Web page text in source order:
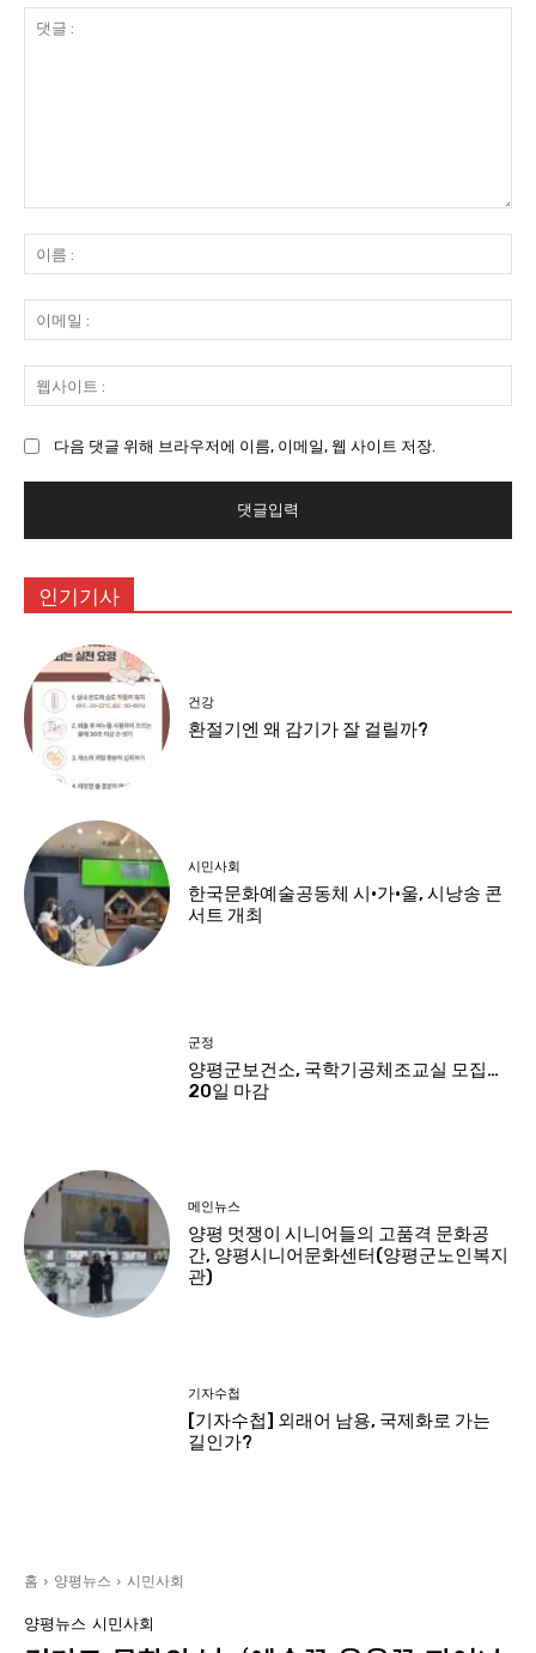
:
름
:
메
일
사
:
다음 댓글 위해 브라우저에 이름, 이메일, 웹 사이트 저장.
인기기사
건강
환절기엔 왜 감기가 잘 걸릴까?
시민사회
한국문화예술공동체 시·가·울, 시낭송 콘
서트 개최
군정
양평군보건소, 국학기공체조교실 모집…
20일 마감
메인뉴스
양평 멋쟁이 시니어들의 고품격 문화공
간, 양평시니어문화센터(양평군노인복지
관)
기자수첩
[기자수첩] 외래어 남용, 국제화로 가는
길인가?